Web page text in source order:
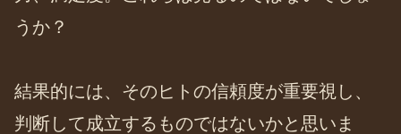
うか？
結果的には、そのヒトの信頼度が重要視し、
判断して成立するものではないかと思いま